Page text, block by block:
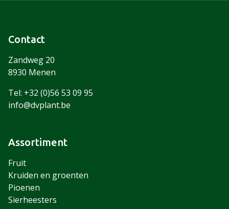
Contact
Zandweg 20
8930 Menen
Tel: +32 (0)56 53 09 95
info@dvplant.be
Assortiment
Fruit
Kruiden en groenten
Pioenen
Sierheesters